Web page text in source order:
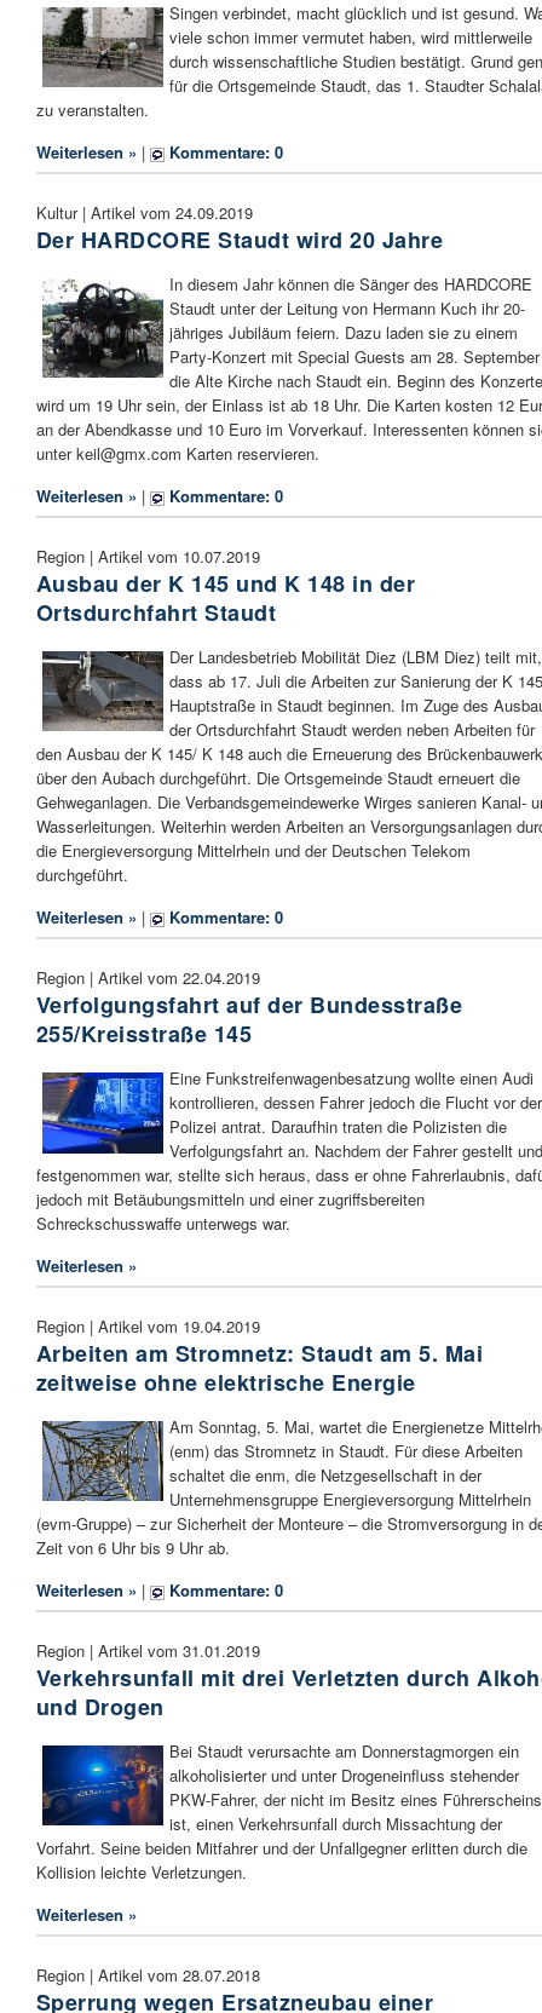
Singen verbindet, macht glücklich und ist gesund.
viele schon immer vermutet haben, wird mittlerweile
durch wissenschaftliche Studien bestätigt. Grund
für die Ortsgemeinde Staudt, das 1. Staudter
zu veranstalten.
Weiterlesen » | Kommentare: 0
Kultur | Artikel vom 24.09.2019
Der HARDCORE Staudt wird 20 Jahre
In diesem Jahr können die Sänger des HARDCORE
Staudt unter der Leitung von Hermann Kuch ihr 20-
jähriges Jubiläum feiern. Dazu laden sie zu einem
Party-Konzert mit Special Guests am 28.
die Alte Kirche nach Staudt ein. Beginn des
wird um 19 Uhr sein, der Einlass ist ab 18 Uhr. Die Karten kosten 12
an der Abendkasse und 10 Euro im Vorverkauf. Interessenten können
unter keil@gmx.com Karten reservieren.
Weiterlesen » | Kommentare: 0
Region | Artikel vom 10.07.2019
Ausbau der K 145 und K 148 in der
Ortsdurchfahrt Staudt
Der Landesbetrieb Mobilität Diez (LBM Diez) teilt mit,
dass ab 17. Juli die Arbeiten zur Sanierung der K
Hauptstraße in Staudt beginnen. Im Zuge des
der Ortsdurchfahrt Staudt werden neben Arbeiten für
den Ausbau der K 145/ K 148 auch die Erneuerung des
über den Aubach durchgeführt. Die Ortsgemeinde Staudt erneuert die
Gehweganlagen. Die Verbandsgemeindewerke Wirges sanieren Kanal-
Wasserleitungen. Weiterhin werden Arbeiten an Versorgungsanlagen
die Energieversorgung Mittelrhein und der Deutschen Telekom
durchgeführt.
Weiterlesen » | Kommentare: 0
Region | Artikel vom 22.04.2019
Verfolgungsfahrt auf der Bundesstraße
255/Kreisstraße 145
Eine Funkstreifenwagenbesatzung wollte einen Audi
kontrollieren, dessen Fahrer jedoch die Flucht vor der
Polizei antrat. Daraufhin traten die Polizisten die
Verfolgungsfahrt an. Nachdem der Fahrer gestellt und
festgenommen war, stellte sich heraus, dass er ohne Fahrerlaubnis,
jedoch mit Betäubungsmitteln und einer zugriffsbereiten
Schreckschusswaffe unterwegs war.
Weiterlesen »
Region | Artikel vom 19.04.2019
Arbeiten am Stromnetz: Staudt am 5. Mai
zeitweise ohne elektrische Energie
Am Sonntag, 5. Mai, wartet die Energienetze
(enm) das Stromnetz in Staudt. Für diese Arbeiten
schaltet die enm, die Netzgesellschaft in der
Unternehmensgruppe Energieversorgung Mittelrhein
(evm-Gruppe) – zur Sicherheit der Monteure – die Stromversorgung in
Zeit von 6 Uhr bis 9 Uhr ab.
Weiterlesen » | Kommentare: 0
Region | Artikel vom 31.01.2019
Verkehrsunfall mit drei Verletzten durch
und Drogen
Bei Staudt verursachte am Donnerstagmorgen ein
alkoholisierter und unter Drogeneinfluss stehender
PKW-Fahrer, der nicht im Besitz eines Führerscheins
ist, einen Verkehrsunfall durch Missachtung der
Vorfahrt. Seine beiden Mitfahrer und der Unfallgegner erlitten durch die
Kollision leichte Verletzungen.
Weiterlesen »
Region | Artikel vom 28.07.2018
Sperrung wegen Ersatzneubau einer